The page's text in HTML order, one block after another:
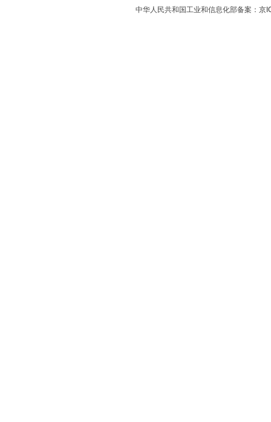
中华人民共和国工业和信息化部备案： 京